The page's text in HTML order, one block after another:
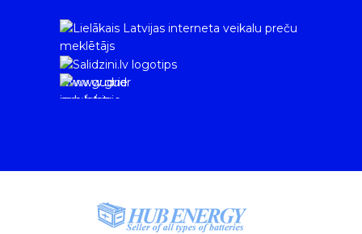
www.gudrie
m.lv/atrie-